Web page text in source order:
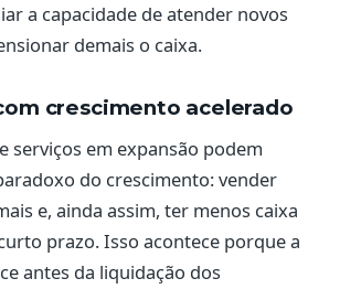
a capacidade de atender novos
demais o caixa.
crescimento acelerado
serviços em expansão podem
do crescimento: vender
e, ainda assim, ter menos caixa
prazo. Isso acontece porque a
antes da liquidação dos